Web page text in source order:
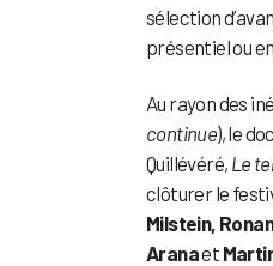
sélection
présentiel ou
Au rayon des
continue), le
Quillévéré, Le
clôturer le
Milstein,
Aranaet